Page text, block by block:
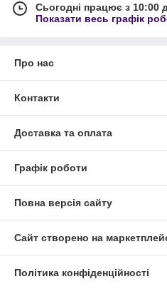
Сьогодні працює з 10:00
Показати весь графік
Про нас
Контакти
Доставка та оплата
Графік роботи
Повна версія сайту
Сайт створено на
Політика конфіденційності